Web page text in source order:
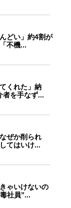
どい」約4割が
不機...
くれた」納
者を手なず...
ぜか削られ
てはいけ...
ゃいけないの
社員”...